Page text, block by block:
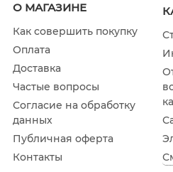
О МАГАЗИНЕ
Как совершить покупку
Оплата
Доставка
Частые вопросы
Согласие на обработку
данных
Публичная оферта
Контакты